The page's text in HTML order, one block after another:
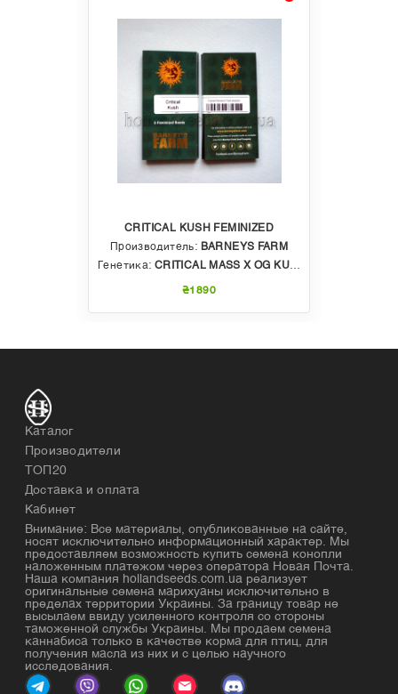
CRITICAL KUSH FEMINIZED
Производитель: BARNEYS FARM
Генетика: CRITICAL MASS X OG KUSH
₴1890
Каталог
Производители
ТОП20
Доставка и оплата
Кабинет
Внимание: Все материалы, опубликованные на сайте,
носят исключительно информационный характер. Мы
предоставляем возможность купить семена конопли
наложенным платежом через оператора Новая Почта.
Наша компания hollandseeds.com.ua реализует
оригинальные семена марихуаны исключительно в
пределах территории Украины. За границу товар не
высылаем ввиду усиленного контроля со стороны
таможенной службы Украины. Мы продаем семена
каннабиса только в качестве корма для птиц, для
получения масла из них и с целью научного
исследования.